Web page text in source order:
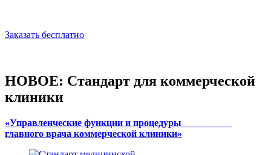
Заказать бесплатно
НОВОЕ: Стандарт для коммерческой
клиники
«Управленческие функции и процедуры
главного врача коммерческой клиники»